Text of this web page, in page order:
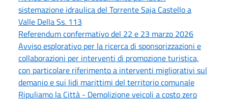
sistemazione idraulica del Torrente Saja Castello a
Valle Della Ss. 113
Referendum confermativo del 22 e 23 marzo 2026
Avviso esplorativo per la ricerca di sponsorizzazioni e
collaborazioni per interventi di promozione turistica,
con particolare riferimento a interventi migliorativi sul
demanio e sui lidi marittimi del territorio comunale
Ripuliamo la Città - Demolizione veicoli a costo zero